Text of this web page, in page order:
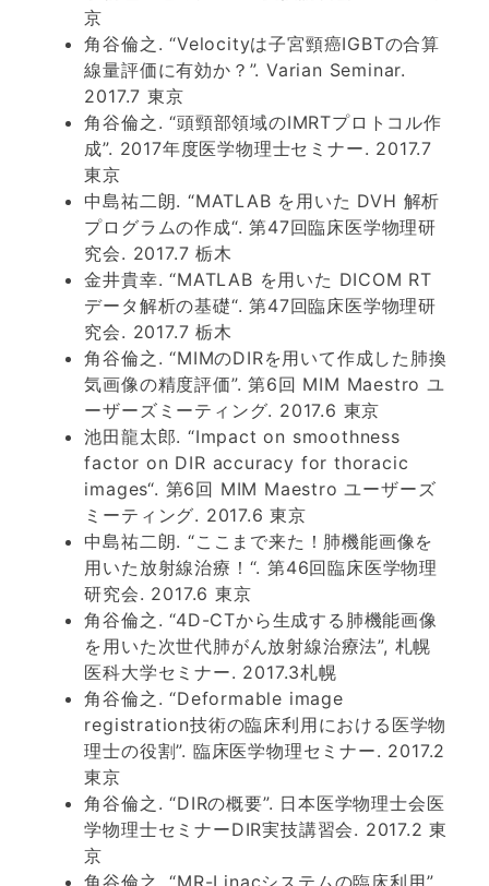
京
角谷倫之. “Velocityは子宮頸癌IGBTの合算
線量評価に有効か？”. Varian Seminar.
2017.7 東京
角谷倫之. “頭頸部領域のIMRTプロトコル作
成”. 2017年度医学物理士セミナー. 2017.7
東京
中島祐二朗. “MATLAB を用いた DVH 解析
プログラムの作成“. 第47回臨床医学物理研
究会. 2017.7 栃木
金井貴幸. “MATLAB を用いた DICOM RT
データ解析の基礎“. 第47回臨床医学物理研
究会. 2017.7 栃木
角谷倫之. “MIMのDIRを用いて作成した肺換
気画像の精度評価”. 第6回 MIM Maestro ユ
ーザーズミーティング. 2017.6 東京
池田龍太郎. “Impact on smoothness
factor on DIR accuracy for thoracic
images“. 第6回 MIM Maestro ユーザーズ
ミーティング. 2017.6 東京
中島祐二朗. “ここまで来た！肺機能画像を
用いた放射線治療！“. 第46回臨床医学物理
研究会. 2017.6 東京
角谷倫之. “4D-CTから生成する肺機能画像
を用いた次世代肺がん放射線治療法”, 札幌
医科大学セミナー. 2017.3札幌
角谷倫之. “Deformable image
registration技術の臨床利用における医学物
理士の役割”. 臨床医学物理セミナー. 2017.2
東京
角谷倫之. “DIRの概要”. 日本医学物理士会医
学物理士セミナーDIR実技講習会. 2017.2 東
京
角谷倫之. “MR-Linacシステムの臨床利用”.